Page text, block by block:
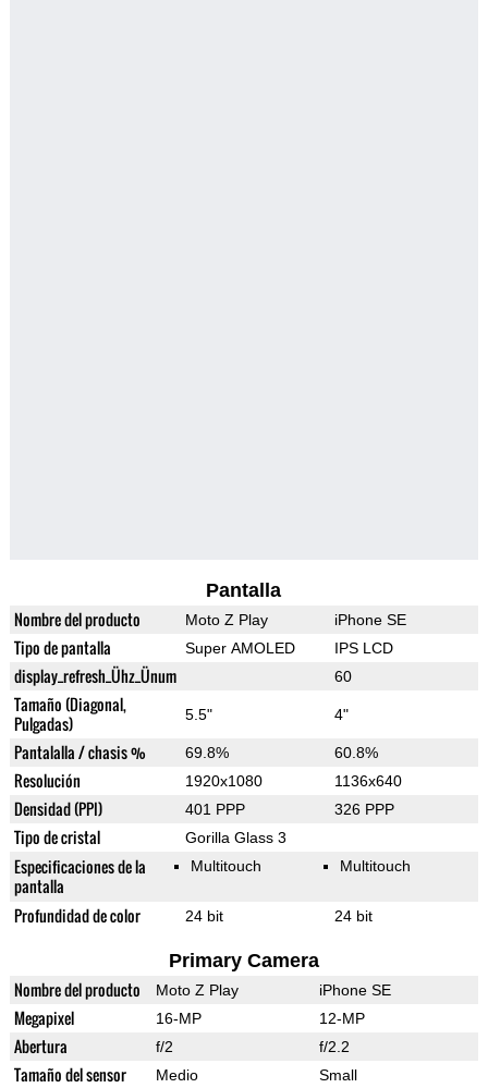
Pantalla
Nombre del producto Moto Z Play iPhone SE
Tipo de pantalla Super AMOLED IPS LCD
display_refresh_Ühz_Ünum 60
Tamaño (Diagonal,
Pulgadas)
5.5" 4"
Pantalalla / chasis % 69.8% 60.8%
Resolución 1920x1080 1136x640
Densidad (PPI) 401 PPP 326 PPP
Tipo de cristal Gorilla Glass 3
Especificaciones de la
pantalla
Multitouch Multitouch
Profundidad de color 24 bit 24 bit
Primary Camera
Nombre del producto Moto Z Play iPhone SE
Megapixel 16-MP 12-MP
Abertura f/2 f/2.2
Tamaño del sensor Medio Small